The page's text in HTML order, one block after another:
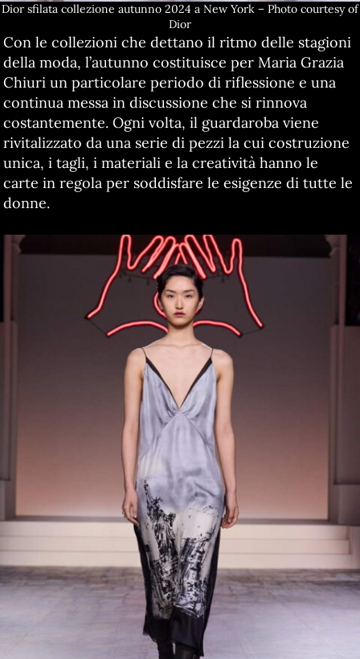
Dior sfilata collezione autunno 2024 a New York – Photo courtesy of
Dior
Con le collezioni che dettano il ritmo delle stagioni
della moda, l’autunno costituisce per Maria Grazia
Chiuri un particolare periodo di riflessione e una
continua messa in discussione che si rinnova
costantemente. Ogni volta, il guardaroba viene
rivitalizzato da una serie di pezzi la cui costruzione
unica, i tagli, i materiali e la creatività hanno le
carte in regola per soddisfare le esigenze di tutte le
donne.